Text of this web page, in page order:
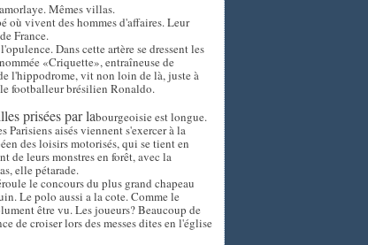
Mêmes villas.
où vivent des hommes d'affaires. Leur
France.
Dans cette artère se dressent les
«Criquette», entraîneuse de
l'hippodrome, vit non loin de là, juste à
footballeur brésilien Ronaldo.
prisées par labourgeoisie est longue.
Parisiens aisés viennent s'exercer à la
des loisirs motorisés, qui se tient en
de leurs monstres en forêt, avec la
elle pétarade.
le concours du plus grand chapeau
Le polo aussi a la cote. Comme le
être vu. Les joueurs? Beaucoup de
de croiser lors des messes dites en l'église